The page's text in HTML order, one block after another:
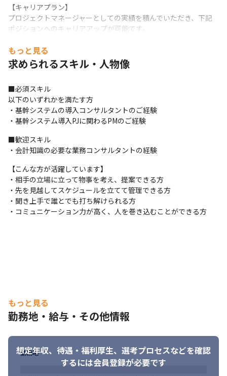
【キャリアプラン】
プロジェクトマネージャーとしての実績を積んでいただき、下記
ポジションへのキャリアアップが可能です。
◎管理会計/業務改善コンサルタント
◎PMO
◎組織マネジメント
組織変化やビジネスモデル変化などの外部要因によって生じるチ
ャンスを掴んだり、実力や適性を活かして自らキャリアを変えて
いく努力をオロは応援しています。
ホワイトカラー(知識労働者)の生産性向上を実現する、クラウド型
の統合基幹業務システムです。
上」「内部統制・管理体制の確立」を実現することで、成長企業
のさらなる利益体質な経営実現を支援します。
これまで約900社以上の中小・ベンチャー企業に導入され、主にク
ライアント企業のバックオフィス部門を中心にご活用頂いていま
もっと見る
求められるスキル・人物像
■必須スキル
以下のいずれかを満たす方
・基幹システムの導入コンサルタントのご経験
・基幹システム導入PJに関わるPMのご経験
■歓迎スキル
・会計知識の必要な業務コンサルタントの経験
【こんな方が活躍しています】
・相手の立場に立って物事を考え、提案できる方
・先を見越してスケジュールを立てて管理できる方
・聞き上手で誰とでも打ち解けられる方
・コミュニケーション力が高く、人を巻き込むことができる方
もっと見る
勤務地・給与・その他情報
想定年収、待遇・福利厚生、 選考プロセスなどを確認
するには会員登録が必要です
勤務地